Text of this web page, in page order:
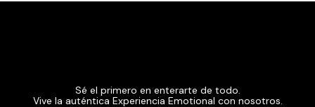
Sé el primero en enterarte de todo.
Vive la auténtica Experiencia Emotional con nosotros.